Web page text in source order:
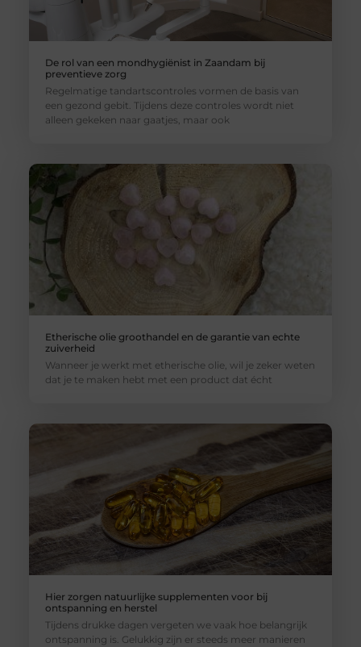
De rol van een mondhygiënist in Zaandam bij
preventieve zorg
Regelmatige tandartscontroles vormen de basis van
een gezond gebit. Tijdens deze controles wordt niet
alleen gekeken naar gaatjes, maar ook
Etherische olie groothandel en de garantie van echte
zuiverheid
Wanneer je werkt met etherische olie, wil je zeker weten
dat je te maken hebt met een product dat écht
Hier zorgen natuurlijke supplementen voor bij
ontspanning en herstel
Tijdens drukke dagen vergeten we vaak hoe belangrijk
ontspanning is. Gelukkig zijn er steeds meer manieren